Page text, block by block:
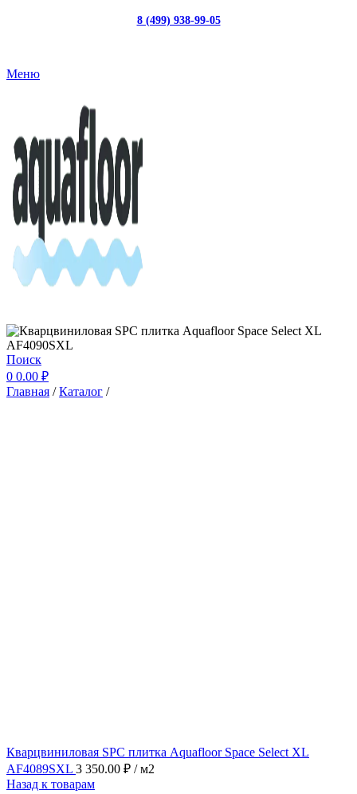
8 (499) 938-99-05
Меню
Поиск
0 0.00 ₽
Главная /Каталог /
Кварцвиниловая SPC плитка Aquafloor Space Select XL
AF4089SXL 3 350.00 ₽ / м2
Назад к товарам